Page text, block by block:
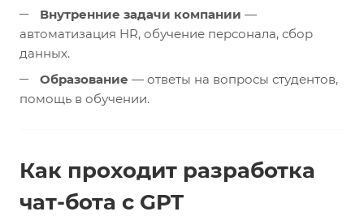
Внутренние задачи компании —
автоматизация HR, обучение персонала, сбор
данных.
Образование — ответы на вопросы студентов,
помощь в обучении.
Как проходит разработка
чат-бота с GPT